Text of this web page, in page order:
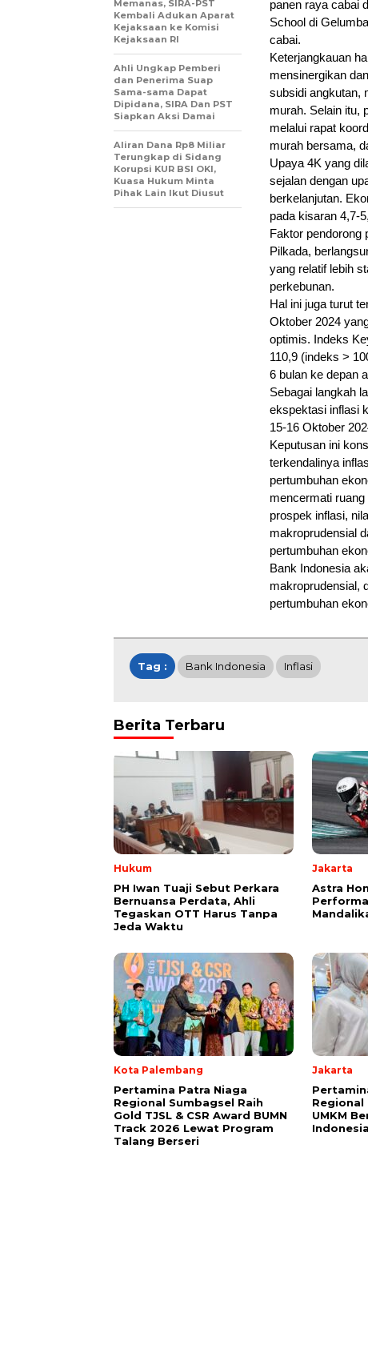
panen raya cabai
School di
cabai.
Keterjangkauan
mensinergikan
subsidi angkutan,
murah. Selain itu,
melalui rapat
murah bersama,
Upaya 4K yang
sejalan dengan
berkelanjutan.
pada kisaran 4,7-
Faktor pendorong
Pilkada,
yang relatif lebih
perkebunan.
Hal ini juga turut
Oktober 2024
optimis. Indeks
110,9 (indeks >
6 bulan ke depan
Sebagai langkah
ekspektasi inflasi
15-16 Oktober
Keputusan ini
terkendalinya
pertumbuhan
mencermati
prospek inflasi,
makroprudensial
pertumbuhan
Bank Indonesia
makroprudensial,
pertumbuhan
Memanas, SIRA-PST
Kembali Adukan Aparat
Kejaksaan ke Komisi
Kejaksaan RI
Ahli Ungkap Pemberi
dan Penerima Suap
Sama-sama Dapat
Dipidana, SIRA Dan PST
Siapkan Aksi Damai
Aliran Dana Rp8 Miliar
Terungkap di Sidang
Korupsi KUR BSI OKI,
Kuasa Hukum Minta
Pihak Lain Ikut Diusut
Tag : Bank Indonesia Inflasi
Berita Terbaru
Hukum
PH Iwan Tuaji Sebut Perkara
Bernuansa Perdata, Ahli
Tegaskan OTT Harus Tanpa
Jeda Waktu
Jakarta
Astra
Kota Palembang
Pertamina Patra Niaga
Regional Sumbagsel Raih
Gold TJSL & CSR Award BUMN
Track 2026 Lewat Program
Talang Berseri
Jakarta
Regional
UMKM